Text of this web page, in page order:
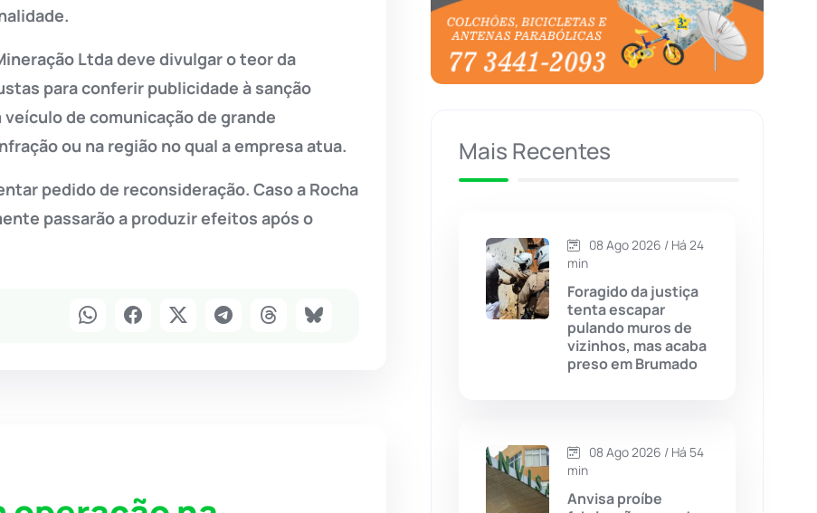
Ltda deve divulgar o teor da
para conferir publicidade à sanção
de comunicação de grande
ou na região no qual a empresa atua.
pedido de reconsideração. Caso a Rocha
passarão a produzir efeitos após o
Brasil (7680)
Brumado (31959)
Caculé
Caetité (1504)
Candiba (157)
Cândido Sales (121)
Caturama
Mais Recentes
08 Ago 2026 / Há 24
min
Foragido da justiça
tenta escapar
pulando muros de
vizinhos, mas acaba
preso em Brumado
08 Ago 2026 / Há 54
min
Anvisa proíbe